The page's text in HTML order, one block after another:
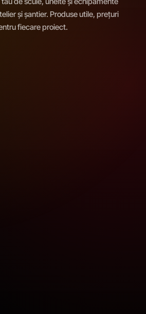
și șantier. Produse utile, prețuri
fiecare proiect.